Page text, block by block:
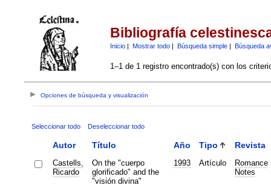
Bibliografía
Inicio| Mostrar todo| Búsqueda simple| Búsqueda
1–1 de 1 registro encontrado(s) con los
Opciones de búsqueda y visualización
Seleccionar todo Deseleccionar todo
Autor Título Año Tipo Revista
Castells,
Ricardo
On the "cuerpo
glorificado" and the
"visión divina"
1993 Artículo
Romance
Notes